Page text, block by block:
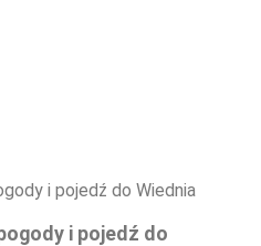
i pojedź do